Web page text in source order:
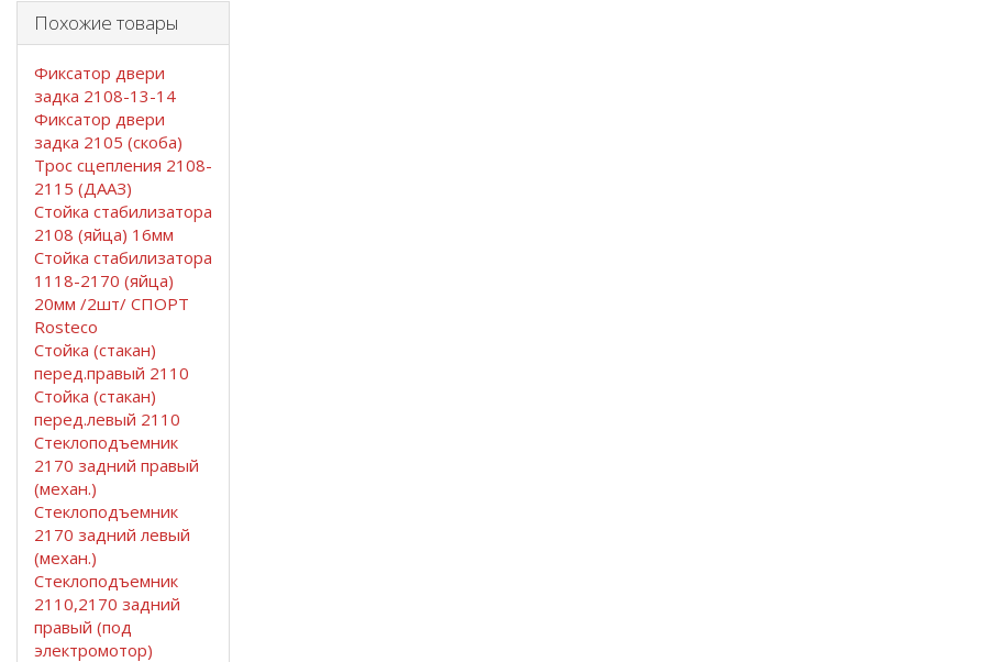
Похожие товары
Фиксатор двери
задка 2108-13-14
Фиксатор двери
задка 2105 (скоба)
Трос сцепления 2108-
2115 (ДААЗ)
Стойка стабилизатора
2108 (яйца) 16мм
Стойка стабилизатора
1118-2170 (яйца)
20мм /2шт/ СПОРТ
Rosteco
Стойка (стакан)
перед.правый 2110
Стойка (стакан)
перед.левый 2110
Стеклоподъемник
2170 задний правый
(механ.)
Стеклоподъемник
2170 задний левый
(механ.)
Стеклоподъемник
2110,2170 задний
правый (под
электромотор)